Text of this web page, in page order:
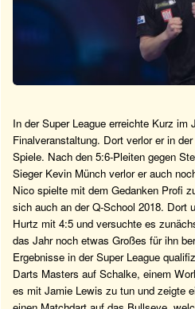
In der Super League erreichte Kurz im
Finalveranstaltung. Dort verlor er in
Spiele. Nach den 5:6-Pleiten gegen
Sieger Kevin Münch verlor er auch
Nico spielte mit dem Gedanken Profi
sich auch an der Q-School 2018. Dort
Hurtz mit 4:5 und versuchte es
das Jahr noch etwas Großes für ihn
Ergebnisse in der Super League
Darts Masters auf Schalke, einem
es mit Jamie Lewis zu tun und zeigte